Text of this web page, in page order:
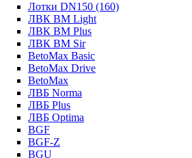
Лотки DN150 (160)
ЛВК ВМ Light
ЛВК ВМ Plus
ЛВК ВМ Sir
BetoMax Basic
BetoMax Drive
BetoMax
ЛВБ Norma
ЛВБ Plus
ЛВБ Optima
BGF
BGF-Z
BGU